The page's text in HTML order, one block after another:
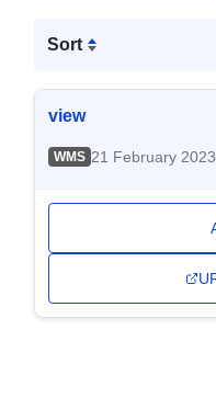
Sort
view
WMS 21 February 2023